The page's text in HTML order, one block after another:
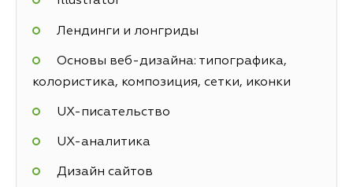
Лендинги и лонгриды
Основы веб-дизайна: типографика,
колористика, композиция, сетки, иконки
UX-писательство
UX-аналитика
Дизайн сайтов